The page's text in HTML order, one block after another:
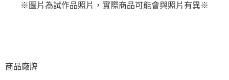
※圖片為試作品照片，實際商品可能會與照片有異※
商品廠牌